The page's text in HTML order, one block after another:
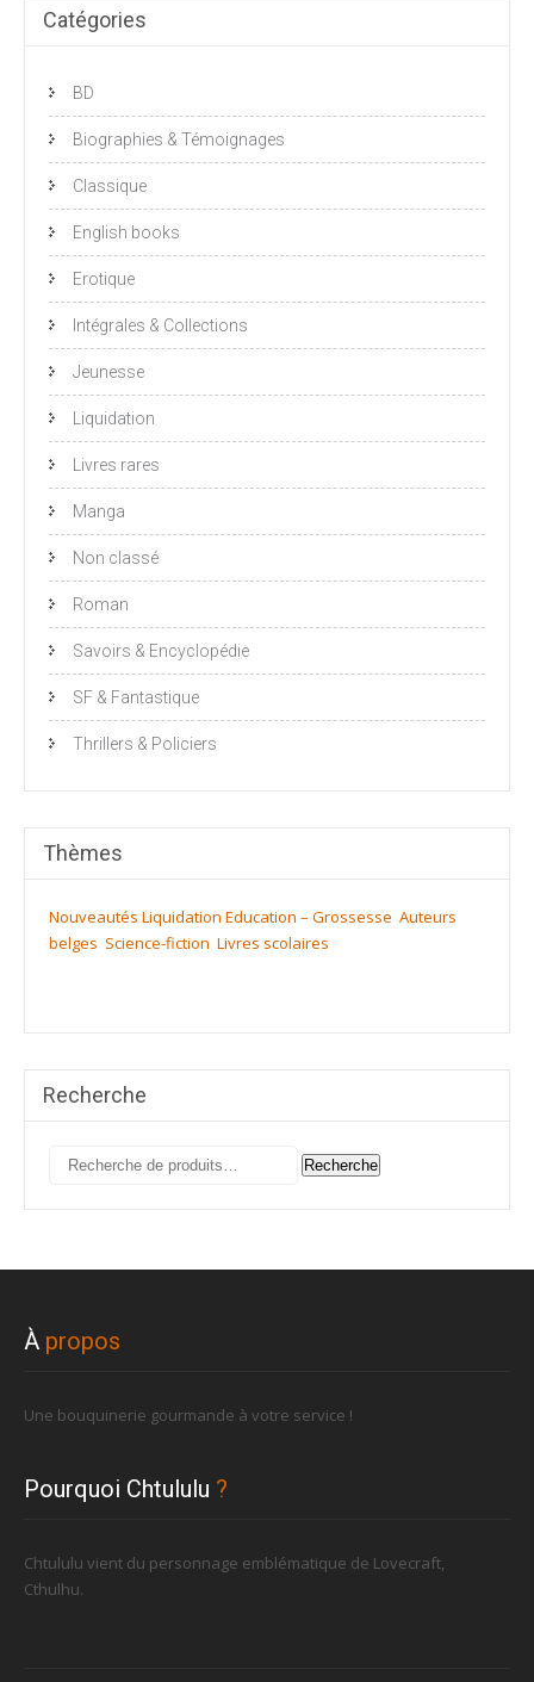
Catégories
BD
Biographies & Témoignages
Classique
English books
Erotique
Intégrales & Collections
Jeunesse
Liquidation
Livres rares
Manga
Non classé
Roman
Savoirs & Encyclopédie
SF & Fantastique
Thrillers & Policiers
Thèmes
Nouveautés Liquidation Education – Grossesse Auteurs
belges Science-fiction Livres scolaires
Recherche
Recherche
Recherche
À propos
Une bouquinerie gourmande à votre service !
Pourquoi Chtululu ?
Chtululu vient du personnage emblématique de Lovecraft,
Cthulhu.